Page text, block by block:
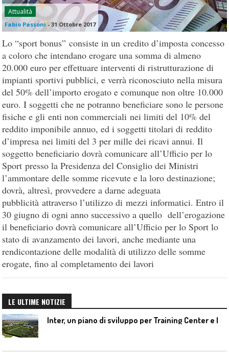
Attualità
Fabio Passoni-31 Ottobre 2017
Lo “sport bonus” consiste in un credito d’imposta concesso
a coloro che intendano erogare una somma di almeno
20.000 euro per effettuare interventi di ristrutturazione di
impianti sportivi pubblici, e verrà riconosciuto nella misura
del 50% dell’importo erogato e comunque non oltre 10.000
euro. I soggetti che ne potranno beneficiare sono le persone
fisiche e gli enti non commerciali nei limiti del 10% del
reddito imponibile annuo, ed i soggetti titolari di reddito
d’impresa nei limiti del 3 per mille dei ricavi annui. Il
soggetto beneficiario dovrà comunicare all’Ufficio per lo
Sport presso la Presidenza del Consiglio dei Ministri
l’ammontare delle somme ricevute e la loro destinazione;
dovrà, altresì, provvedere a darne adeguata
pubblicità attraverso l’utilizzo di mezzi informatici. Entro il
30 giugno di ogni anno successivo a quello dell’erogazione
il beneficiario dovrà comunicare all’Ufficio per lo Sport lo
stato di avanzamento dei lavori, anche mediante una
rendicontazione delle modalità di utilizzo delle somme
erogate, fino al completamento dei lavori
LE ULTIME NOTIZIE